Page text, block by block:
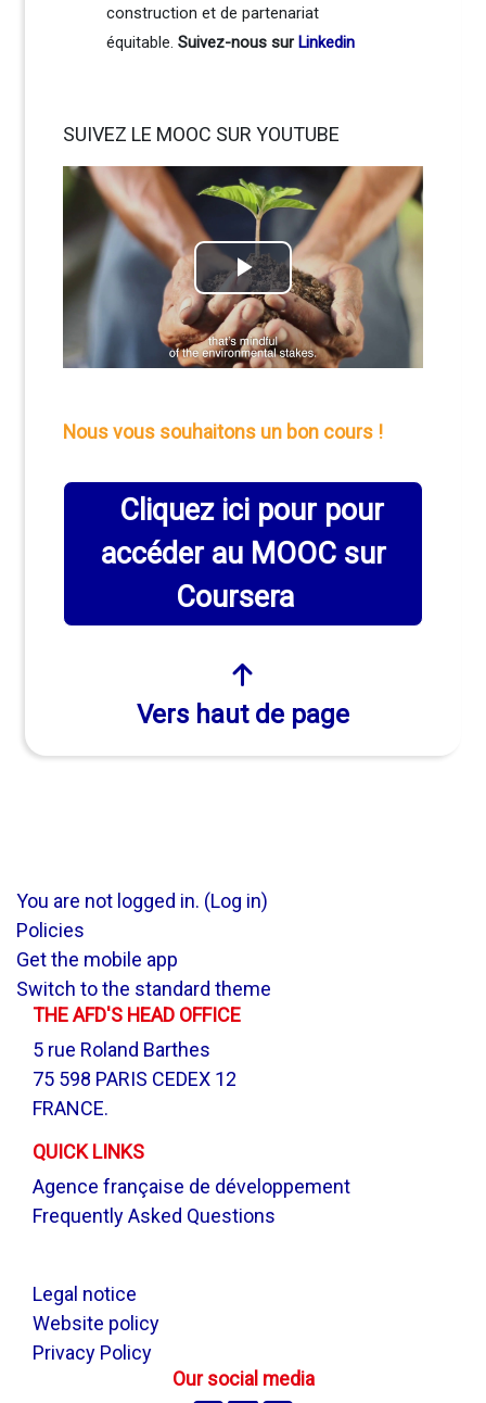
construction et de partenariat
équitable. Suivez-nous sur Linkedin
SUIVEZ LE MOOC SUR YOUTUBE
Play
Video
Nous vous souhaitons un bon cours !
Cliquez ici pour pour
accéder au MOOC sur
Coursera
Vers haut de page
You are not logged in. (Log in)
Policies
Get the mobile app
Switch to the standard theme
THE AFD'S HEAD OFFICE
5 rue Roland Barthes
75 598 PARIS CEDEX 12
FRANCE.
QUICK LINKS
Agence française de développement
Frequently Asked Questions
Legal notice
Website policy
Privacy Policy
Our social media